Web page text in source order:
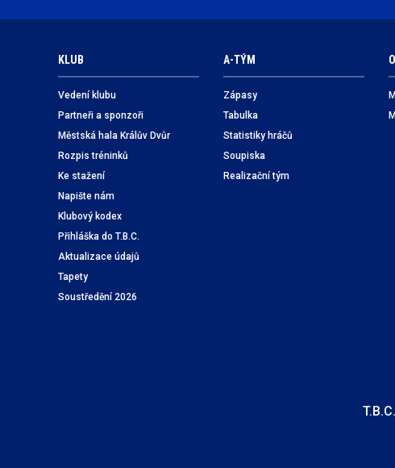
KLUB
Vedení klubu
Partneři a sponzoři
Městská hala Králův Dvůr
Rozpis tréninků
Ke stažení
Napište nám
Klubový kodex
Přihláška do T.B.C.
Aktualizace údajů
Tapety
Soustředění 2026
A-TÝM
Zápasy
Tabulka
Statistiky hráčů
Soupiska
Realizační tým